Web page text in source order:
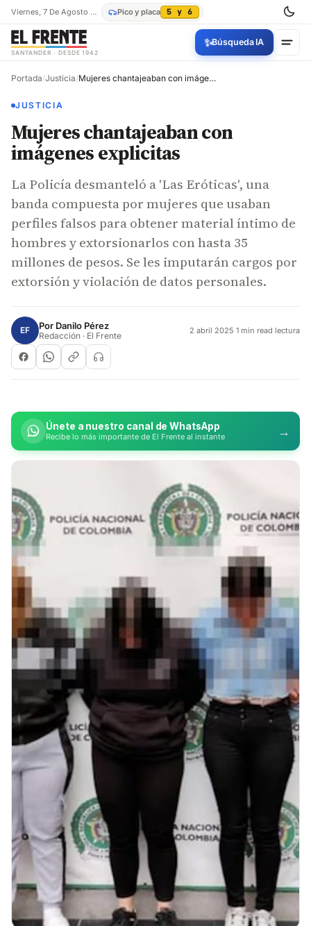
Viernes, 7 De Agosto De 2026 Pico y placa 5 y 6
SANTANDER · DESDE 1942
✨Búsqueda IA
Portada/Justicia/ Mujeres chantajeaban con imágenes explicitas
JUSTICIA
Mujeres chantajeaban con
imágenes explicitas
La Policía desmanteló a 'Las Eróticas', una
banda compuesta por mujeres que usaban
perfiles falsos para obtener material íntimo de
hombres y extorsionarlos con hasta 35
millones de pesos. Se les imputarán cargos por
extorsión y violación de datos personales.
EF Por Danilo Pérez
Redacción · El Frente 2 abril 2025·1 min read lectura
Únete a nuestro canal de WhatsApp
Recibe lo más importante de El Frente al instante →